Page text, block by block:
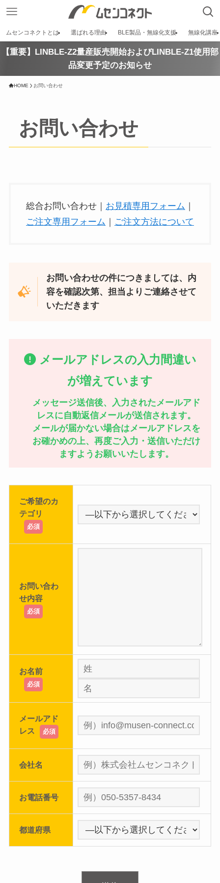
ムセンコネクトとは 選ばれる理由 BLE製品・無線化支援 無線化講座
【重要】LINBLE-Z2量産販売開始およびLINBLE-Z1使用部
品変更予定のお知らせ
HOME お問い合わせ
お問い合わせ
総合お問い合わせ｜ お見積専用フォーム ｜
ご注文専用フォーム ｜ ご注文方法について
お問い合わせの件につきましては、内
容を確認次第、担当よりご連絡させて
いただきます
メールアドレスの入力間違い
が増えています
メッセージ送信後、入力されたメールアド
レスに自動返信メールが送信されます。
メールが届かない場合はメールアドレスを
お確かめの上、再度ご入力・送信いただけ
ますようお願いいたします。
ご希望のカ
テゴリ
必須
お問い合わ
せ内容
必須
お名前
必須
メールアド
レス
必須
会社名
お電話番号
都道府県